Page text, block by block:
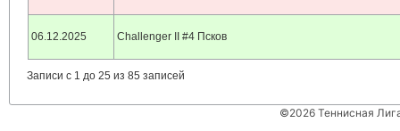
06.12.2025 Challenger II #4 Псков
Записи с 1 до 25 из 85 записей
©2026 Теннисная